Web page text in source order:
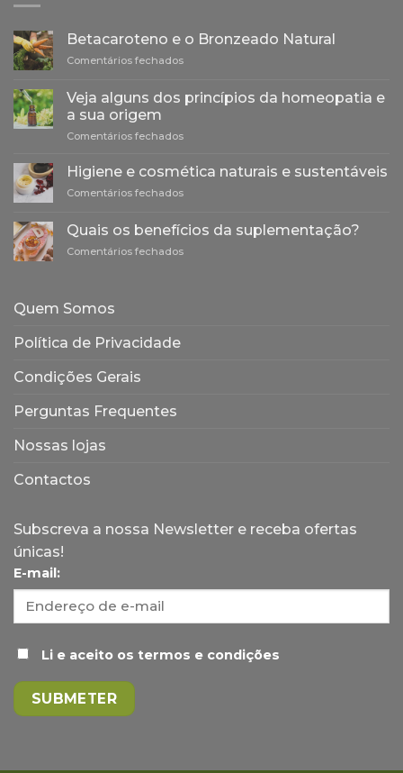
Betacaroteno e o Bronzeado Natural
Comentários fechadosem
o
Natural
Veja alguns dos princípios da homeopatia e
a sua origem
Comentários fechadosem
alguns
dos
princípios
homeopatia
a
Higiene e cosmética naturais e sustentáveis
Comentários fechadosem
cosmética
naturais
Quais os benefícios da suplementação?
Comentários fechadosem
Quem Somos
Política de Privacidade
Condições Gerais
Perguntas Frequentes
Nossas lojas
Contactos
Subscreva a nossa Newsletter e receba ofertas
únicas!
E-mail:
Li e aceito os termos e condições